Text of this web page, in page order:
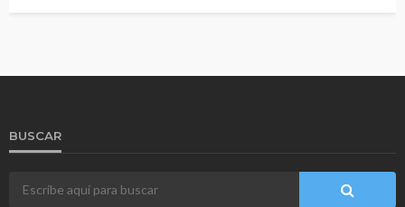
BUSCAR